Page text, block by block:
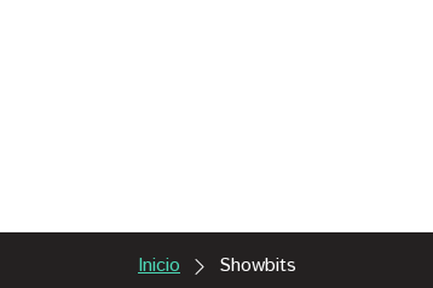
Inicio Showbits